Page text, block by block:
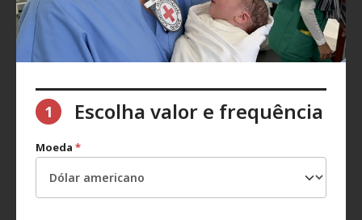
1 Escolha valor e frequência
Moeda *